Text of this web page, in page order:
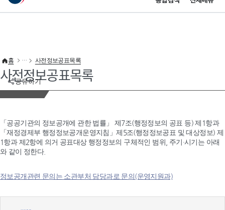
이 누리집은 대한민국 공식 전자정부 누리집입니다.
공유하기
홈 사전정보공표목록
사전정보공표목록
「공공기관의 정보공개에 관한 법률」 제7조(행정정보의 공표 등) 제1항과
「재정경제부 행정정보공개운영지침」제5조(행정정보공표 및 대상정보) 제
1항과 제2항에 의거 공표대상 행정정보의 구체적인 범위, 주기·시기는 아래
와 같이 정한다.
정보공개관련 문의는 소관부처 담당과로 문의(운영지원과)